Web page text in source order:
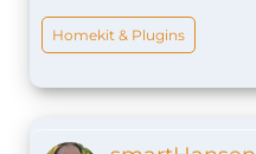
Homekit & Plugins